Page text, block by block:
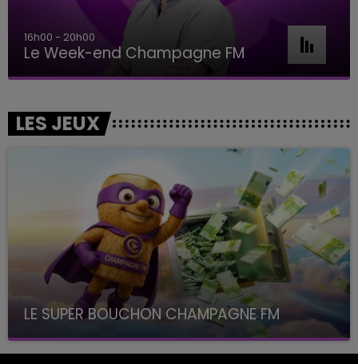
16h00 - 20h00
Le Week-end Champagne FM
LES JEUX
LE SUPER BOUCHON CHAMPAGNE FM
avec La Famille Champagne FM, à 8H10